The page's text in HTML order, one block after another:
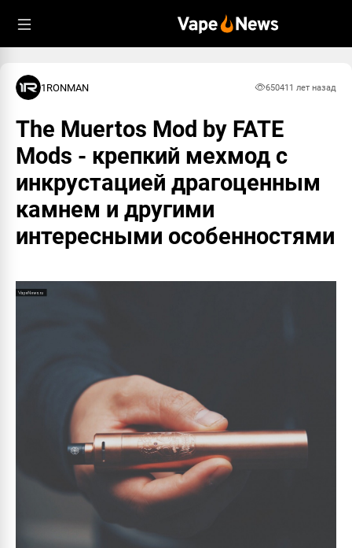
1RONMAN 650411 лет назад
The Muertos Mod by FATE
Mods - крепкий мехмод с
инкрустацией драгоценным
камнем и другими
интересными особенностями